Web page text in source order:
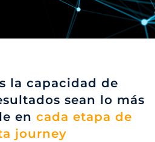
la capacidad de
sean lo más
en cada etapa de
journey